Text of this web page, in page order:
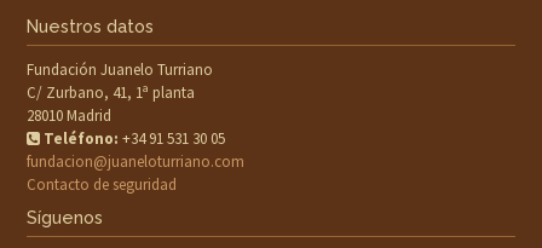
Nuestros datos
Fundación Juanelo Turriano
C/ Zurbano, 41, 1ª planta
28010 Madrid
Teléfono: +34 91 531 30 05
fundacion@juaneloturriano.com
Contacto de seguridad
Síguenos